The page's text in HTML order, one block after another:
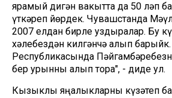
ярамый дигән вакытта да 50 ләп
үткәреп йөрдек. Чувашстанда
2007 елдан бирле уздыралар. Бу
хәлебездән килгәнчә алып
Республикасында
бер урынны алып тора", - диде ул.
Кызыклы яңалыкларны күзәтеп